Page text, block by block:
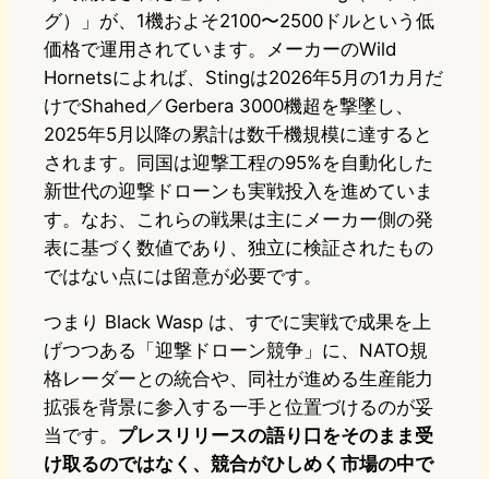
グ）」が、1機およそ2100〜2500ドルという低
価格で運用されています。メーカーのWild
Hornetsによれば、Stingは2026年5月の1カ月だ
けでShahed／Gerbera 3000機超を撃墜し、
2025年5月以降の累計は数千機規模に達すると
されます。同国は迎撃工程の95%を自動化した
新世代の迎撃ドローンも実戦投入を進めていま
す。なお、これらの戦果は主にメーカー側の発
表に基づく数値であり、独立に検証されたもの
ではない点には留意が必要です。
つまり Black Wasp は、すでに実戦で成果を上
げつつある「迎撃ドローン競争」に、NATO規
格レーダーとの統合や、同社が進める生産能力
拡張を背景に参入する一手と位置づけるのが妥
当です。 プレスリリースの語り口をそのまま受
け取るのではなく、競合がひしめく市場の中で